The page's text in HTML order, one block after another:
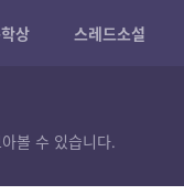
상 스레드소설
볼 수 있습니다.